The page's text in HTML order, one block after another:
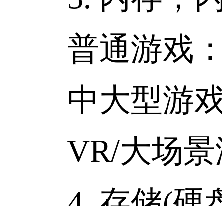
普通游戏：
中大型游戏
VR/大场景